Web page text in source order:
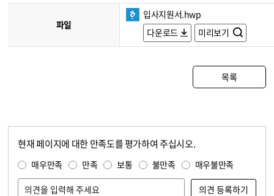
파일
입사지원서.hwp
다운로드
미리보기
목록
현재 페이지에 대한 만족도를 평가하여 주십시오.
매우만족 만족 보통 불만족 매우불만족